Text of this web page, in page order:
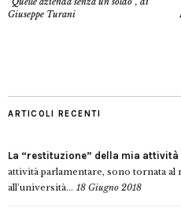
Giuseppe Turani
ARTICOLI RECENTI
La “restituzione” della mia
attività parlamentare, sono tornata
all’università... 18 Giugno 2018